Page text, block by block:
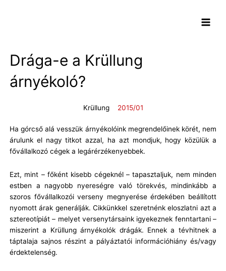
Menu
Drága-e a Krüllung
árnyékoló?
Krüllung 2015/01
Ha górcső alá vesszük árnyékolóink megrendelőinek körét, nem
árulunk el nagy titkot azzal, ha azt mondjuk, hogy közülük a
fővállalkozó cégek a legárérzékenyebbek.
Ezt, mint – főként kisebb cégeknél – tapasztaljuk, nem minden
estben a nagyobb nyereségre való törekvés, mindinkább a
szoros fővállalkozói verseny megnyerése érdekében beállított
nyomott árak generálják. Cikkünkkel szeretnénk eloszlatni azt a
sztereotípiát – melyet versenytársaink igyekeznek fenntartani –
miszerint a Krüllung árnyékolók drágák. Ennek a tévhitnek a
táptalaja sajnos részint a pályáztatói információhiány és/vagy
érdektelenség.